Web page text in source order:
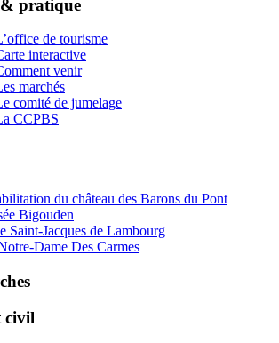
& pratique
de tourisme
interactive
venir
marchés
comité de jumelage
CCPBS
du château des Barons du Pont
Bigouden
Saint-Jacques de Lambourg
Dame Des Carmes
civil